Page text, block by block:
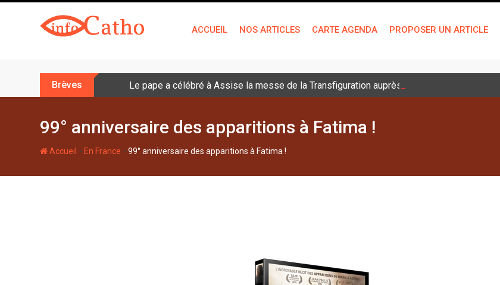
t
ACCUEIL NOS ARTICLES CARTE AGENDA PROPOSER UN ARTICLE
Brèves Le pape a célébré à Assise la messe de la Transfiguration auprès des jeunes
99° anniversaire des apparitions à Fatima !
Accueil - En France -99° anniversaire des apparitions à Fatima !